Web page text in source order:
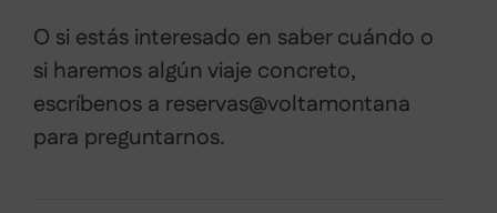
O si estás interesado en saber cuándo o
si haremos algún viaje concreto,
escríbenos a reservas@voltamontana
para preguntarnos.